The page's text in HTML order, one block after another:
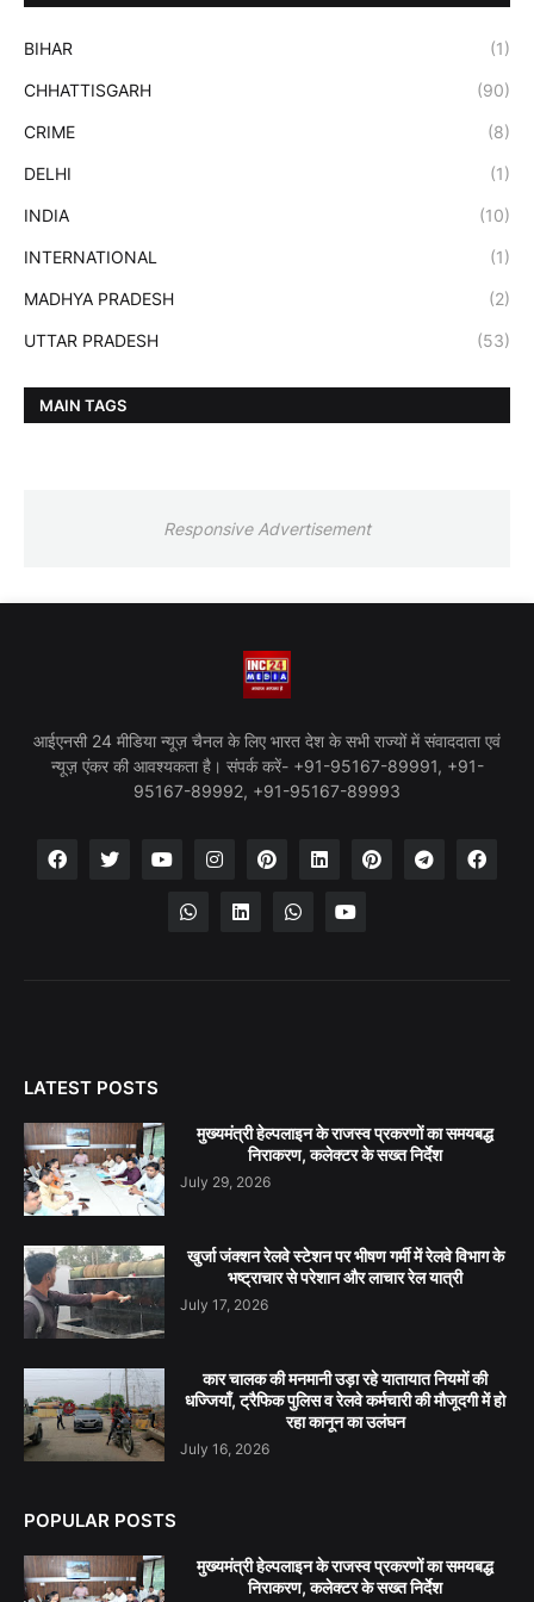
BIHAR (1)
CHHATTISGARH (90)
CRIME (8)
DELHI (1)
INDIA (10)
INTERNATIONAL (1)
MADHYA PRADESH (2)
UTTAR PRADESH (53)
MAIN TAGS
Responsive Advertisement
आईएनसी 24 मीडिया न्यूज़ चैनल के लिए भारत देश के सभी राज्यों में संवाददाता एवं
न्यूज़ एंकर की आवश्यकता है। संपर्क करें- +91-95167-89991, +91-
95167-89992, +91-95167-89993
LATEST POSTS
मुख्यमंत्री हेल्पलाइन के राजस्व प्रकरणों का समयबद्ध
निराकरण, कलेक्टर के सख्त निर्देश
July 29, 2026
खुर्जा जंक्शन रेलवे स्टेशन पर भीषण गर्मी में रेलवे विभाग के
भष्ट्राचार से परेशान और लाचार रेल यात्री
July 17, 2026
कार चालक की मनमानी उड़ा रहे यातायात नियमों की
धज्जियाँ, ट्रैफिक पुलिस व रेलवे कर्मचारी की मौजूदगी में हो
रहा कानून का उलंघन
July 16, 2026
POPULAR POSTS
मुख्यमंत्री हेल्पलाइन के राजस्व प्रकरणों का समयबद्ध
निराकरण, कलेक्टर के सख्त निर्देश